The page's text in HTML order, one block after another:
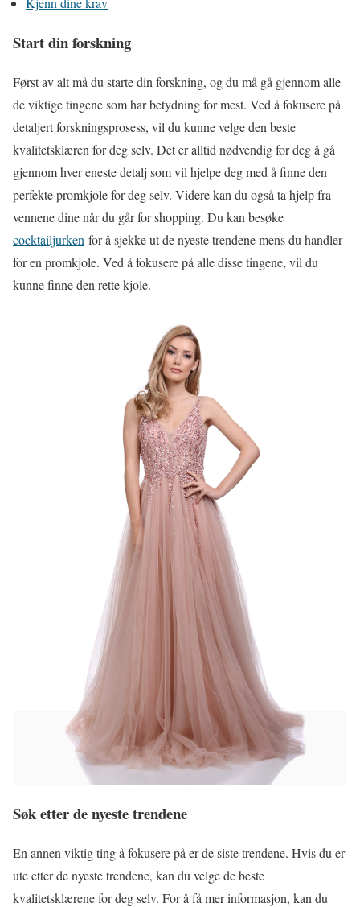
Start din forskning
Først av alt må du starte din forskning, og du må gå gjennom alle
de viktige tingene som har betydning for mest. Ved å fokusere på
detaljert forskningsprosess, vil du kunne velge den beste
kvalitetsklæren for deg selv. Det er alltid nødvendig for deg å gå
gjennom hver eneste detalj som vil hjelpe deg med å finne den
perfekte promkjole for deg selv. Videre kan du også ta hjelp fra
vennene dine når du går for shopping. Du kan besøke
cocktailjurken for å sjekke ut de nyeste trendene mens du handler
for en promkjole. Ved å fokusere på alle disse tingene, vil du
kunne finne den rette kjole.
Søk etter de nyeste trendene
En annen viktig ting å fokusere på er de siste trendene. Hvis du er
ute etter de nyeste trendene, kan du velge de beste
kvalitetsklærene for deg selv. For å få mer informasjon, kan du